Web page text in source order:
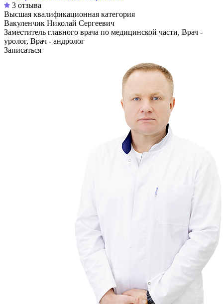
3 отзыва
Высшая квалификационная категория
Вакуленчик Николай Сергеевич
Заместитель главного врача по медицинской части, Врач -
уролог, Врач - андролог
Записаться